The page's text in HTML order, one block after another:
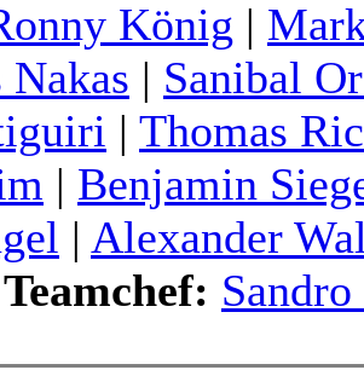
König |
| Sanibal
| Thomas
| Benjamin
| Alexander
Teamchef: